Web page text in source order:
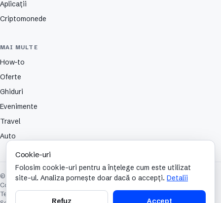
Aplicații
Criptomonede
MAI MULTE
How-to
Oferte
Ghiduri
Evenimente
Travel
Auto
© 2026 TechCafe. Toate drepturile rezervate.
Contact
Termeni și condiții
Cookie-uri
Folosim cookie-uri pentru a înțelege cum este utilizat
site-ul. Analiza pornește doar dacă o accepți. Detalii
Refuz Accept